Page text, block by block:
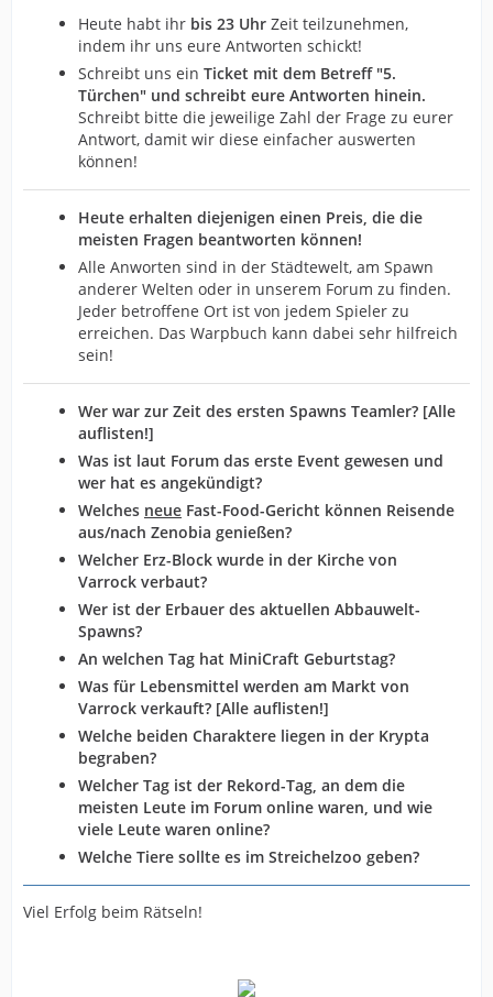
Heute habt ihr bis 23 Uhr Zeit teilzunehmen,
indem ihr uns eure Antworten schickt!
Schreibt uns ein Ticket mit dem Betreff "5.
Türchen" und schreibt eure Antworten hinein.
Schreibt bitte die jeweilige Zahl der Frage zu eurer
Antwort, damit wir diese einfacher auswerten
können!
Heute erhalten diejenigen einen Preis, die die
meisten Fragen beantworten können!
Alle Anworten sind in der Städtewelt, am Spawn
anderer Welten oder in unserem Forum zu finden.
Jeder betroffene Ort ist von jedem Spieler zu
erreichen. Das Warpbuch kann dabei sehr hilfreich
sein!
Wer war zur Zeit des ersten Spawns Teamler? [Alle
auflisten!]
Was ist laut Forum das erste Event gewesen und
wer hat es angekündigt?
Welches neue Fast-Food-Gericht können Reisende
aus/nach Zenobia genießen?
Welcher Erz-Block wurde in der Kirche von
Varrock verbaut?
Wer ist der Erbauer des aktuellen Abbauwelt-
Spawns?
An welchen Tag hat MiniCraft Geburtstag?
Was für Lebensmittel werden am Markt von
Varrock verkauft? [Alle auflisten!]
Welche beiden Charaktere liegen in der Krypta
begraben?
Welcher Tag ist der Rekord-Tag, an dem die
meisten Leute im Forum online waren, und wie
viele Leute waren online?
Welche Tiere sollte es im Streichelzoo geben?
Viel Erfolg beim Rätseln!